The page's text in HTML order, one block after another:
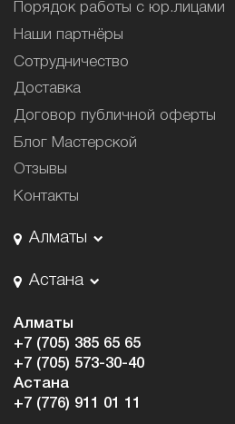
Порядок работы с юр.лицами
Наши партнёры
Сотрудничество
Доставка
Договор публичной оферты
Блог Мастерской
Отзывы
Контакты
Алматы
Астана
Алматы
+7 (705) 385 65 65
+7 (705) 573-30-40
Астана
+7 (776) 911 01 11